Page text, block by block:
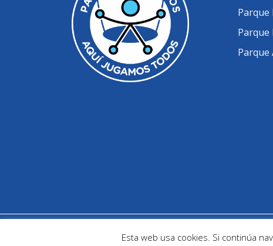
Parque
Parque
Parque
@ Parques Infantiles Inclusivos - Developed
Esta web usa cookies. Si continúa